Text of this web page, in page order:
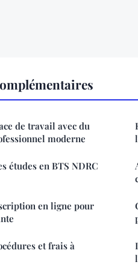
de travail avec du
moderne
études en BTS NDRC
en ligne pour
et frais à